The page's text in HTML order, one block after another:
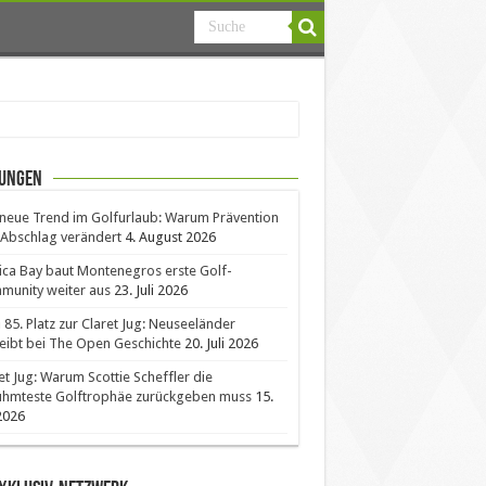
Trend im Golfurlaub: Warum Prävention
verändert 4. August 2026
Bay baut Montenegros erste Golf-
weiter aus 23. Juli 2026
85. Platz zur Claret Jug: Neuseeländer
bei The Open Geschichte 20. Juli 2026
Jug: Warum Scottie Scheffler die
Golftrophäe zurückgeben muss 15.